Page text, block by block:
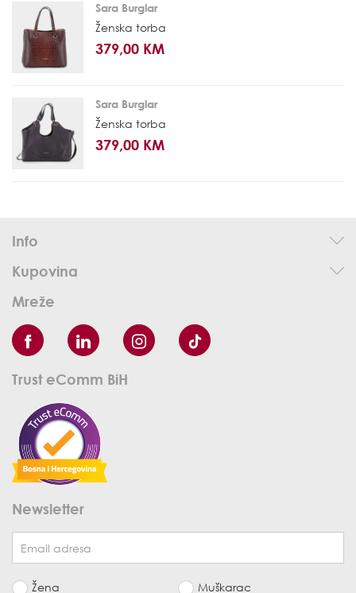
Sara Burglar
Ženska torba
379,00 KM
Sara Burglar
Ženska torba
379,00 KM
Info
Kupovina
Mreže
Trust eComm BiH
Newsletter
Žena Muškarac